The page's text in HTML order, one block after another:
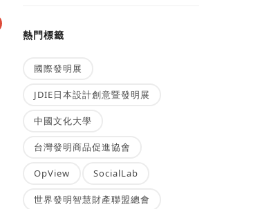
熱門標籤
國際發明展
JDIE日本設計創意暨發明展
中國文化大學
台灣發明商品促進協會
OpView SocialLab
世界發明智慧財產聯盟總會